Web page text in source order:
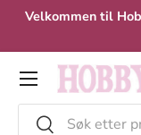
Velkommen til
Meny
Søk
Velg